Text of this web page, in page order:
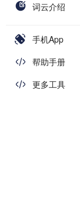
词云介绍
手机App
帮助手册
更多工具